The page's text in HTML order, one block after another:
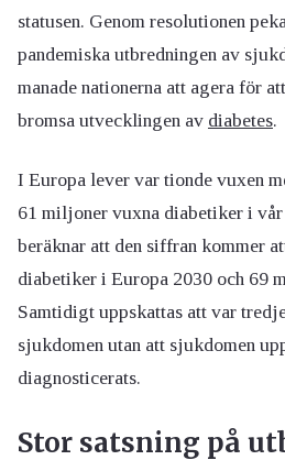
statusen. Genom resolutionen
pandemiska utbredningen av
manade nationerna att agera för
bromsa utvecklingen av diabetes.
I Europa lever var tionde vuxen
61 miljoner vuxna diabetiker i
beräknar att den siffran kommer
diabetiker i Europa 2030 och 69
Samtidigt uppskattas att var
sjukdomen utan att sjukdomen
diagnosticerats.
Stor satsning på